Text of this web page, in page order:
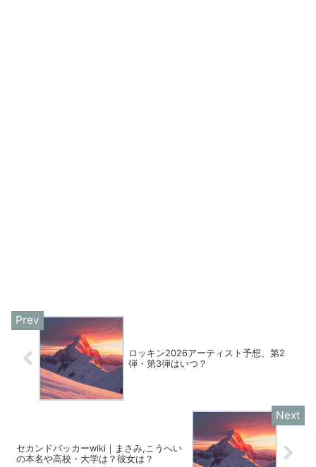
ロッキン2026アーティスト予想、第2
弾・第3弾はいつ？
セカンドバッカーwiki｜まさみ,こうへい
の本名や高校・大学は？彼女は？